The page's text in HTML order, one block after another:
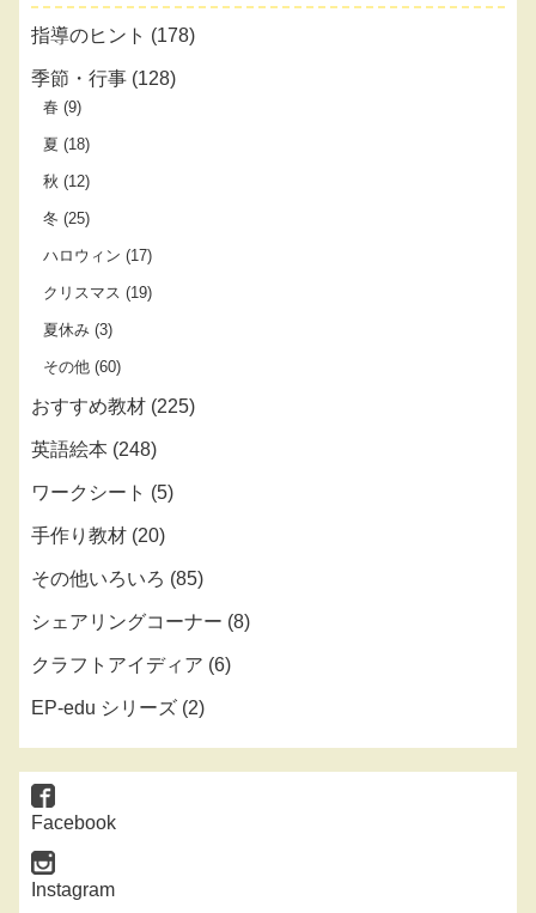
指導のヒント (178)
季節・行事 (128)
春 (9)
夏 (18)
秋 (12)
冬 (25)
ハロウィン (17)
クリスマス (19)
夏休み (3)
その他 (60)
おすすめ教材 (225)
英語絵本 (248)
ワークシート (5)
手作り教材 (20)
その他いろいろ (85)
シェアリングコーナー (8)
クラフトアイディア (6)
EP-edu シリーズ (2)
Facebook
Instagram